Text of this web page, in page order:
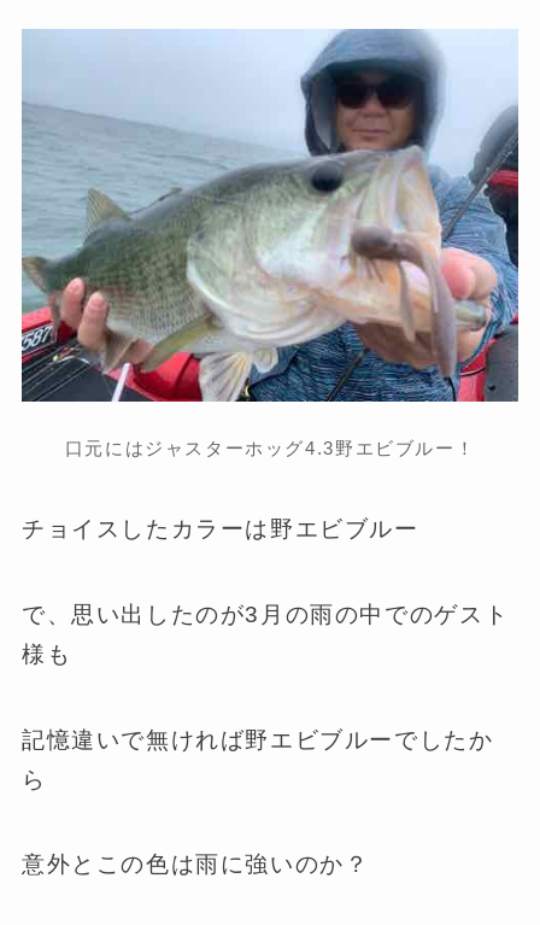
口元にはジャスターホッグ4.3野エビブルー！
チョイスしたカラーは野エビブルー
で、思い出したのが3月の雨の中でのゲスト
様も
記憶違いで無ければ野エビブルーでしたか
ら
意外とこの色は雨に強いのか？